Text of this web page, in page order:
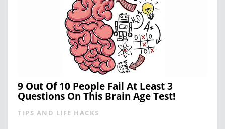
9 Out Of 10 People Fail At Least 3
Questions On This Brain Age Test!
TIPS AND LIFE HACKS